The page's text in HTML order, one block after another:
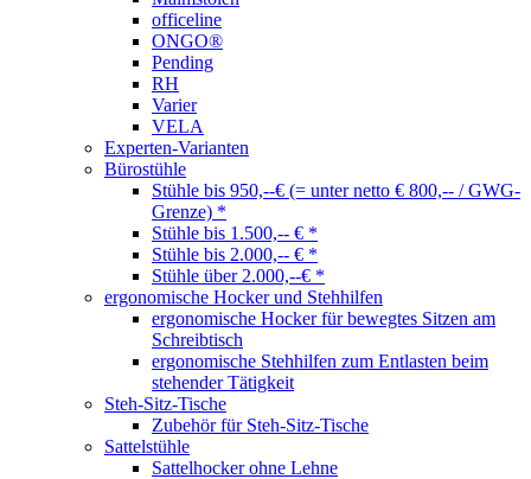
officeline
ONGO®
Pending
RH
Varier
VELA
Experten-Varianten
Bürostühle
Stühle bis 950,--€ (= unter netto € 800,-- / GWG-
Grenze) *
Stühle bis 1.500,-- € *
Stühle bis 2.000,-- € *
Stühle über 2.000,--€ *
ergonomische Hocker und Stehhilfen
ergonomische Hocker für bewegtes Sitzen am
Schreibtisch
ergonomische Stehhilfen zum Entlasten beim
stehender Tätigkeit
Steh-Sitz-Tische
Zubehör für Steh-Sitz-Tische
Sattelstühle
Sattelhocker ohne Lehne